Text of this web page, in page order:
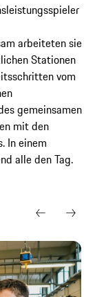
arbeiteten sie
Stationen
vom
gemeinsamen
mit den
In einem
alle den Tag.